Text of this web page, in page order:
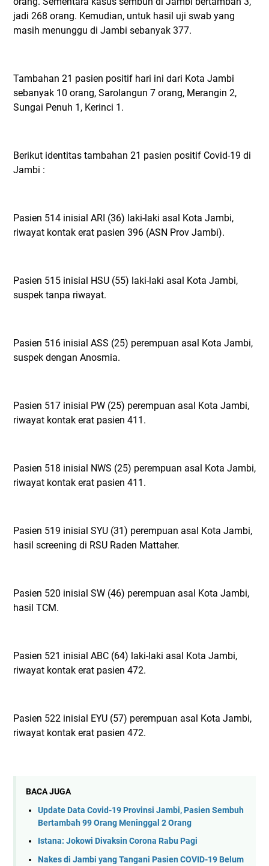
jadi 268 orang. Kemudian, untuk hasil uji swab yang
masih menunggu di Jambi sebanyak 377.
Tambahan 21 pasien positif hari ini dari Kota Jambi
sebanyak 10 orang, Sarolangun 7 orang, Merangin 2,
Sungai Penuh 1, Kerinci 1.
Berikut identitas tambahan 21 pasien positif Covid-19 di
Jambi :
Pasien 514 inisial ARI (36) laki-laki asal Kota Jambi,
riwayat kontak erat pasien 396 (ASN Prov Jambi).
Pasien 515 inisial HSU (55) laki-laki asal Kota Jambi,
suspek tanpa riwayat.
Pasien 516 inisial ASS (25) perempuan asal Kota Jambi,
suspek dengan Anosmia.
Pasien 517 inisial PW (25) perempuan asal Kota Jambi,
riwayat kontak erat pasien 411.
Pasien 518 inisial NWS (25) perempuan asal Kota Jambi,
riwayat kontak erat pasien 411.
Pasien 519 inisial SYU (31) perempuan asal Kota Jambi,
hasil screening di RSU Raden Mattaher.
Pasien 520 inisial SW (46) perempuan asal Kota Jambi,
hasil TCM.
Pasien 521 inisial ABC (64) laki-laki asal Kota Jambi,
riwayat kontak erat pasien 472.
Pasien 522 inisial EYU (57) perempuan asal Kota Jambi,
riwayat kontak erat pasien 472.
BACA JUGA
Update Data Covid-19 Provinsi Jambi, Pasien Sembuh
Bertambah 99 Orang Meninggal 2 Orang
Istana: Jokowi Divaksin Corona Rabu Pagi
Nakes di Jambi yang Tangani Pasien COVID-19 Belum